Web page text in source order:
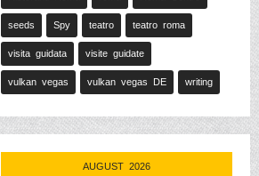
seeds Spy teatro teatro roma
visita guidata visite guidate
vulkan vegas vulkan vegas DE writing
AUGUST 2026